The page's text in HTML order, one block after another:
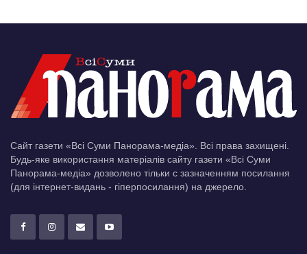
Сайт газети «Всі Суми Панорама-медіа». Всі права захищені.
Будь-яке використання матеріалів сайту газети «Всі Суми
Панорама-медіа» дозволено тільки c зазначенням посилання
(для інтернет-видань - гіперпосилання) на джерело.